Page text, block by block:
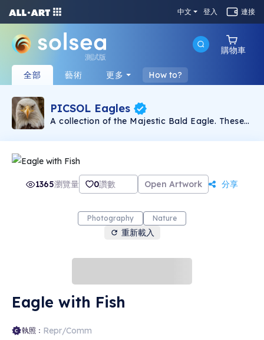
中文 登入 連接
測試版
購物車
全部 藝術 更多 How to?
PICSOL Eagles
A collection of the Majestic Bald Eagle. These
giving them historic value.. The future is bright !
this world a better place. We will always pay it
1365瀏覽量 0讚數 Open Artwork 分享
Photography Nature
重新載入
Eagle with Fish
執照： Repr/Comm